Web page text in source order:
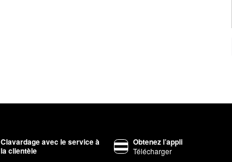
Clavardage avec le service à
la clientèle
Obtenez l’appli
Télécharger